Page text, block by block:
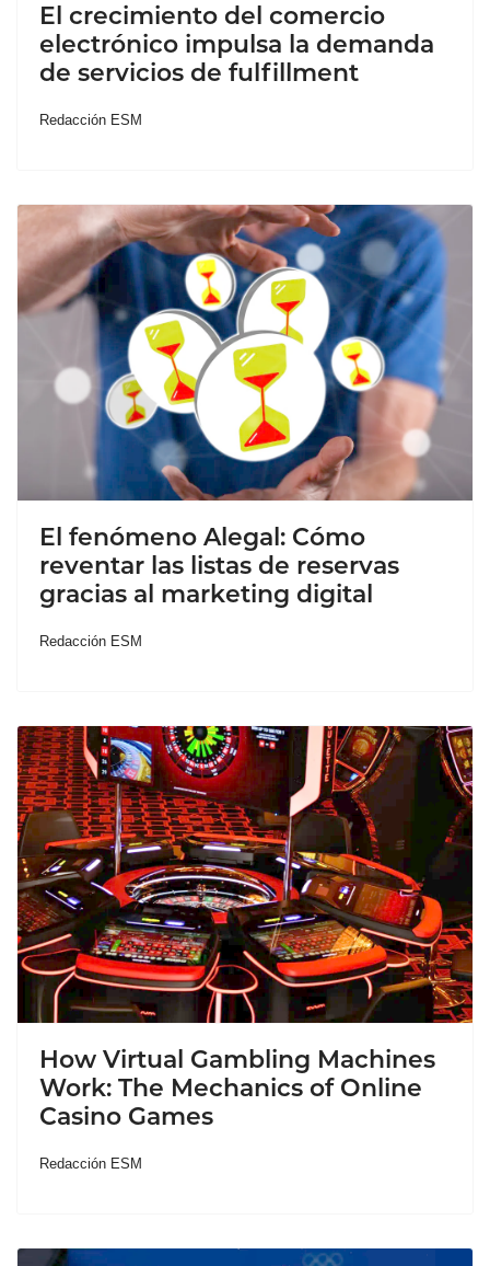
El crecimiento del comercio
electrónico impulsa la demanda
de servicios de fulfillment
Redacción ESM
El fenómeno Alegal: Cómo
reventar las listas de reservas
gracias al marketing digital
Redacción ESM
How Virtual Gambling Machines
Work: The Mechanics of Online
Casino Games
Redacción ESM